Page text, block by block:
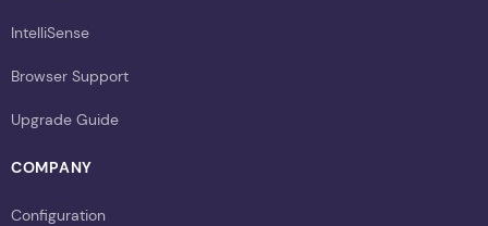
IntelliSense
Browser Support
Upgrade Guide
COMPANY
Configuration